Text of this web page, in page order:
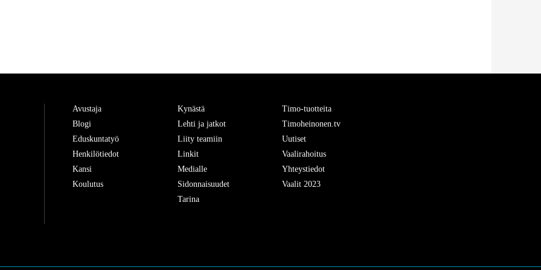
Avustaja
Blogi
Eduskuntatyö
Henkilötiedot
Kansi
Koulutus
Kynästä
Lehti ja jatkot
Liity teamiin
Linkit
Medialle
Sidonnaisuudet
Tarina
Timo-tuotteita
Timoheinonen.tv
Uutiset
Vaalirahoitus
Yhteystiedot
Vaalit 2023